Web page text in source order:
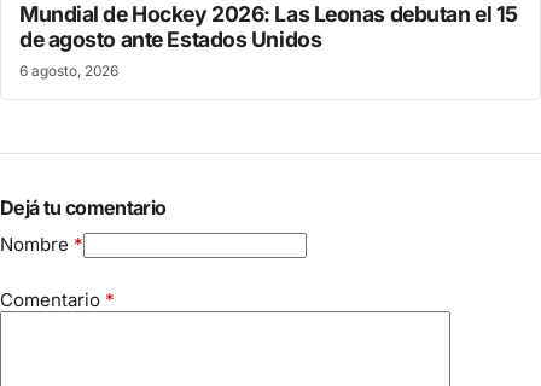
Mundial de Hockey 2026: Las Leonas debutan el 15
de agosto ante Estados Unidos
6 agosto, 2026
Dejá tu comentario
Nombre *
Comentario *